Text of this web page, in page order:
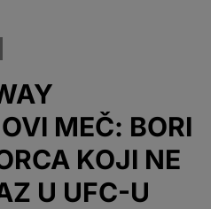
MEČ: BORI
KOJI NE
U UFC-U